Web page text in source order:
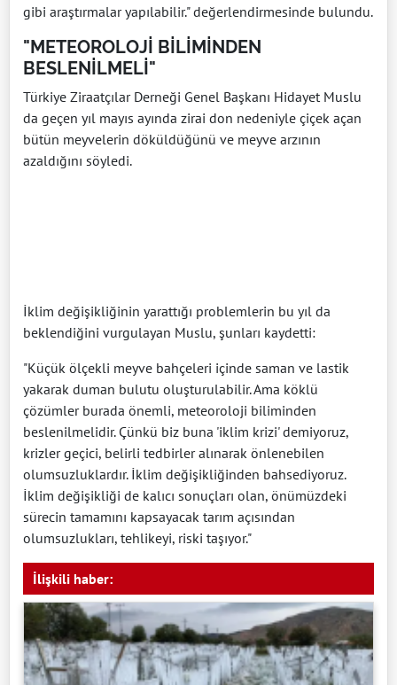
gibi araştırmalar yapılabilir." değerlendirmesinde bulundu.
"METEOROLOJİ BİLİMİNDEN
BESLENİLMELİ"
Türkiye Ziraatçılar Derneği Genel Başkanı Hidayet Muslu
da geçen yıl mayıs ayında zirai don nedeniyle çiçek açan
bütün meyvelerin döküldüğünü ve meyve arzının
azaldığını söyledi.
İklim değişikliğinin yarattığı problemlerin bu yıl da
beklendiğini vurgulayan Muslu, şunları kaydetti:
"Küçük ölçekli meyve bahçeleri içinde saman ve lastik
yakarak duman bulutu oluşturulabilir. Ama köklü
çözümler burada önemli, meteoroloji biliminden
beslenilmelidir. Çünkü biz buna 'iklim krizi' demiyoruz,
krizler geçici, belirli tedbirler alınarak önlenebilen
olumsuzluklardır. İklim değişikliğinden bahsediyoruz.
İklim değişikliği de kalıcı sonuçları olan, önümüzdeki
sürecin tamamını kapsayacak tarım açısından
olumsuzlukları, tehlikeyi, riski taşıyor."
İlişkili haber: